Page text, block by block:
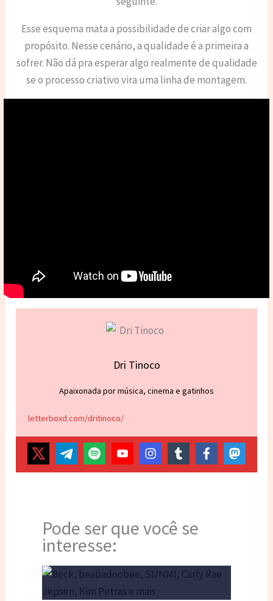
Esse esquema mata a possibilidade de criar algo com
propósito. Nesse cenário, a qualidade é a primeira a
sofrer. Não dá pra esperar algo realmente de qualidade
se o processo criativo vira uma linha de montagem.
Dri Tinoco
Apaixonada por música, cinema e gatinhos
letterboxd.com/dritinoco/
Pode ser que você se
interesse: